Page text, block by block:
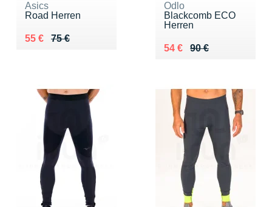
Asics
Road Herren
75 €
Au lieu de 75 €
55 €
Vendu 55 €
Odlo
Blackcomb ECO
Herren
90 €
Au lieu de 90 €
54 €
Vendu 54 €